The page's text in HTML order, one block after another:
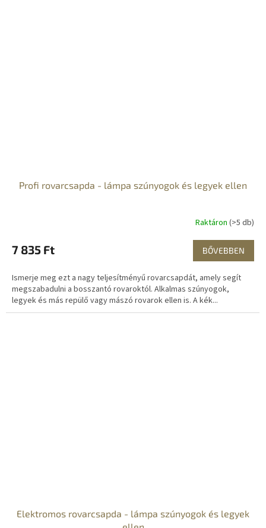
Profi rovarcsapda - lámpa szúnyogok és legyek ellen
Raktáron (>5 db)
7 835 Ft BŐVEBBEN
Ismerje meg ezt a nagy teljesítményű rovarcsapdát, amely segít
megszabadulni a bosszantó rovaroktól. Alkalmas szúnyogok,
legyek és más repülő vagy mászó rovarok ellen is. A kék...
Elektromos rovarcsapda - lámpa szúnyogok és legyek